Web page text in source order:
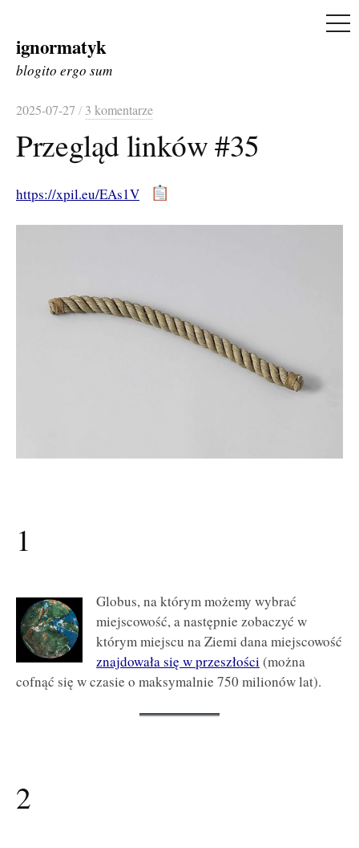
Skip
to
ignormatyk
blogito ergo sum
2025-07-27 / 3 komentarze
Przegląd linków #35
https://xpil.eu/EAs1V
1
Globus, na którym możemy wybrać
miejscowość, a następnie zobaczyć w
którym miejscu na Ziemi dana miejscowość
znajdowała się w przeszłości (można
cofnąć się w czasie o maksymalnie 750 milionów lat).
2